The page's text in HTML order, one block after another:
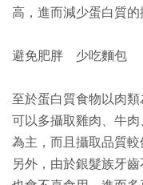
高，進而減少蛋白質的
避免肥胖 少吃麵包
至於蛋白質食物以肉
可以多攝取雞肉、牛
為主，而且攝取品質較
另外，由於銀髮族牙